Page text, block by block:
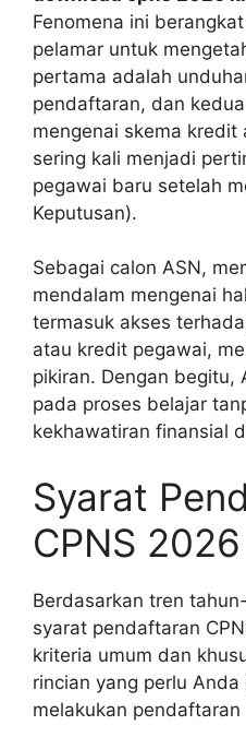
Fenomena ini
pelamar untuk
pertama adalah
pendaftaran, dan
mengenai skema kredit
sering kali menjadi
pegawai baru setelah
Keputusan).
Sebagai calon ASN,
mendalam mengenai
termasuk akses
atau kredit pegawai,
pikiran. Dengan begitu,
pada proses belajar
kekhawatiran finansial
Syarat
CPNS
Berdasarkan tren
syarat pendaftaran
kriteria umum dan
rincian yang perlu
melakukan pendaftaran